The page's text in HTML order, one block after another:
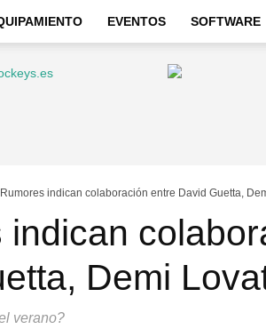
EVENTOS SOFTWARE
Rumores indican colaboración entre David Guetta,
indican
Demi
verano?